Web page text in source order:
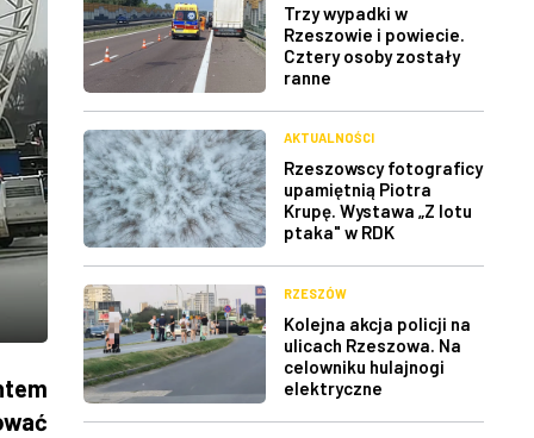
Trzy wypadki w
Rzeszowie i powiecie.
Cztery osoby zostały
ranne
AKTUALNOŚCI
Rzeszowscy fotograficy
upamiętnią Piotra
Krupę. Wystawa „Z lotu
ptaka" w RDK
RZESZÓW
Kolejna akcja policji na
ulicach Rzeszowa. Na
celowniku hulajnogi
elektryczne